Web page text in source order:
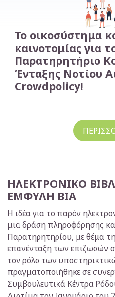
Ιδιωτικές Δομές
Ιδιωτικά Κέντρα
Ιδιωτικές Δομές
και Πρόληψης
Ιδιωτικά ΚΔΑΠ
Θρησκευτικές
Το οικοσύστημα
καινοτομίας για
Παρατηρητήριο
Ένταξης Νοτίου
Crowdpolicy!
ΗΛΕΚΤΡΟΝΙΚΟ
ΕΜΦΥΛΗ ΒΙΑ
Η ιδέα για το παρόν
μια δράση πληροφόρησης
Παρατηρητηρίου, με θέμα
επανένταξη των επιζωσών
τον ρόλο των
πραγματοποιήθηκε σε
Συμβουλευτικά Κέντρα